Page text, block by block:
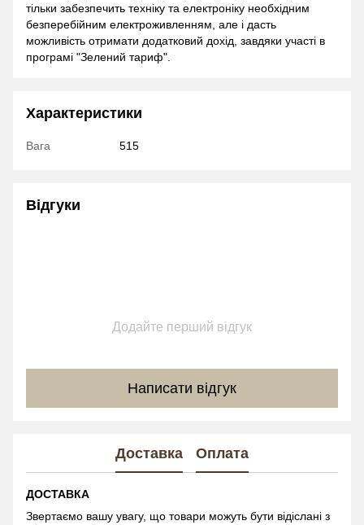
тільки забезпечить техніку та електроніку необхідним
безперебійним електроживленням, але і дасть
можливість отримати додатковий дохід, завдяки участі в
програмі "Зелений тариф".
Характеристики
Вага 515
Відгуки
Додайте перший відгук
Написати відгук
Доставка Оплата
ДОСТАВКА
Звертаємо вашу увагу, що товари можуть бути відіслані з